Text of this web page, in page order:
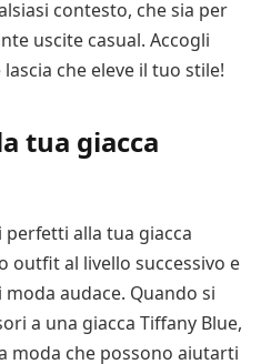
contesto, che sia per
uscite casual. Accogli
che eleve il tuo stile!
tua giacca
alla tua giacca
outfit al livello successivo e
audace. Quando si
a una giacca Tiffany Blue,
moda che possono aiutarti